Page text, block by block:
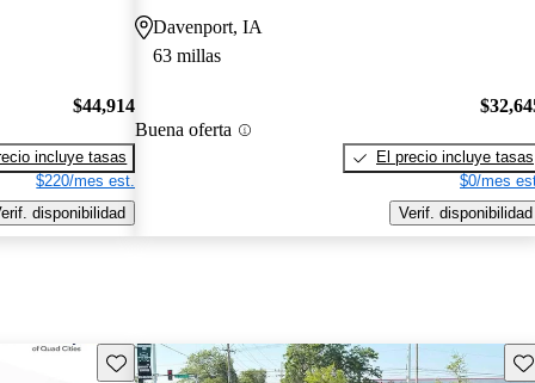
$44,914
incluye tasas
$220/mes est.
disponibilidad
Davenport, IA
63 millas
Buena oferta
El precio incluye tasas
$0/mes
Verif. disponibilidad
Guarda este Aviso